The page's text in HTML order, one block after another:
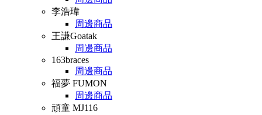
李浩瑋
周邊商品
王謙Goatak
周邊商品
163braces
周邊商品
福夢 FUMON
周邊商品
頑童 MJ116